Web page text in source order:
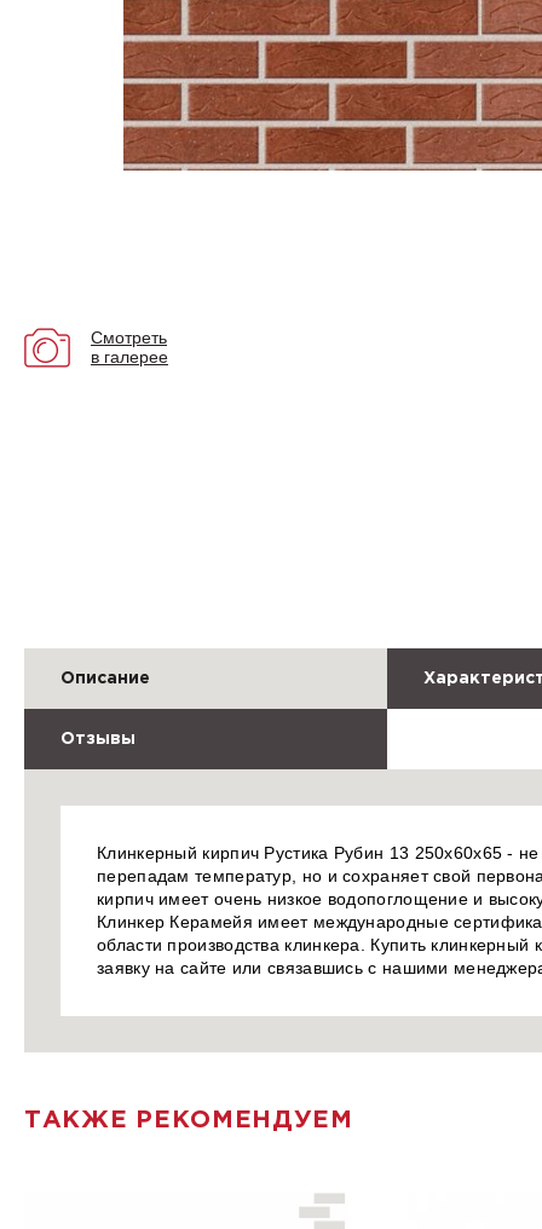
Смотреть
в галерее
Описание
Отзывы
Клинкерный кирпич Рустика Рубин 13 250х60х65 -
перепадам температур, но и сохраняет свой
кирпич имеет очень низкое водопоглощение и
Клинкер Керамейя имеет международные
области производства клинкера. Купить
заявку на сайте или связавшись с нашими
ТАКЖЕ РЕКОМЕНДУЕМ